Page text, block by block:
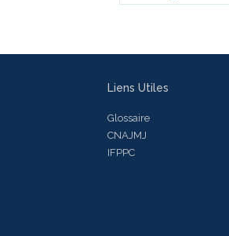
Liens Utiles
Glossaire
CNAJMJ
IFPPC